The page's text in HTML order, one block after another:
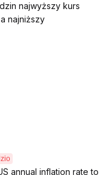
najwyższy kurs
najniższy
annual inflation rate to